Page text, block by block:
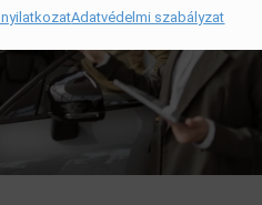
Adatvédelmi szabályzat